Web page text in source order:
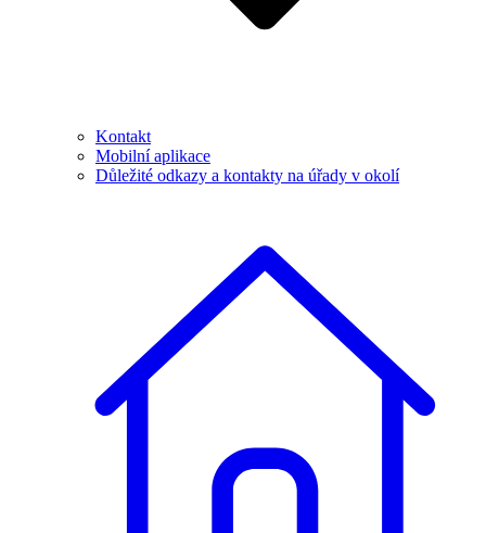
Kontakt
Mobilní aplikace
Důležité odkazy a kontakty na úřady v okolí